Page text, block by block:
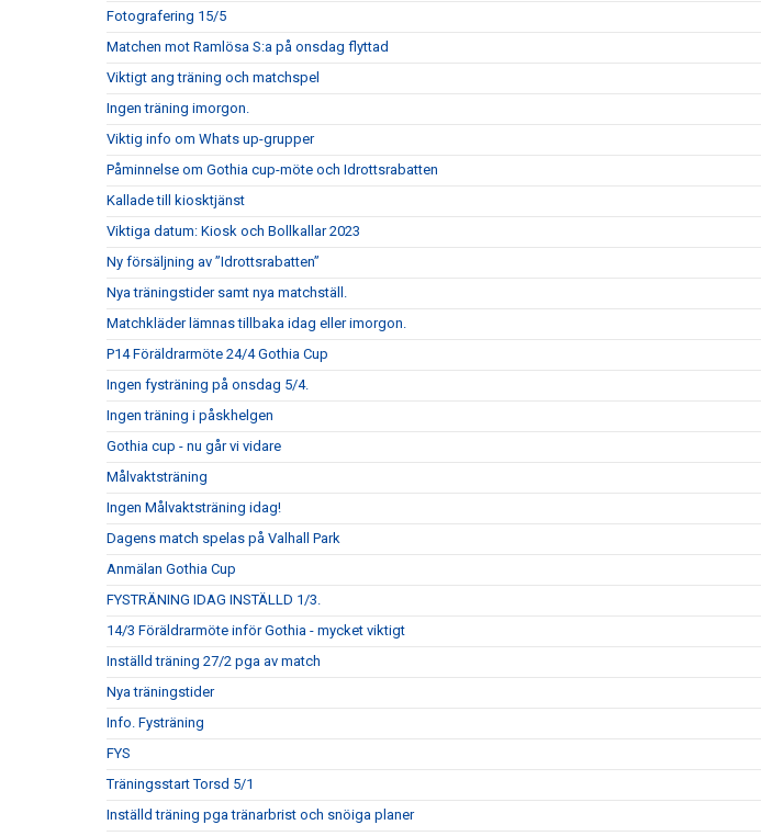
Fotografering 15/5
Matchen mot Ramlösa S:a på onsdag flyttad
Viktigt ang träning och matchspel
Ingen träning imorgon.
Viktig info om Whats up-grupper
Påminnelse om Gothia cup-möte och Idrottsrabatten
Kallade till kiosktjänst
Viktiga datum: Kiosk och Bollkallar 2023
Ny försäljning av ”Idrottsrabatten”
Nya träningstider samt nya matchställ.
Matchkläder lämnas tillbaka idag eller imorgon.
P14 Föräldrarmöte 24/4 Gothia Cup
Ingen fysträning på onsdag 5/4.
Ingen träning i påskhelgen
Gothia cup - nu går vi vidare
Målvaktsträning
Ingen Målvaktsträning idag!
Dagens match spelas på Valhall Park
Anmälan Gothia Cup
FYSTRÄNING IDAG INSTÄLLD 1/3.
14/3 Föräldrarmöte inför Gothia - mycket viktigt
Inställd träning 27/2 pga av match
Nya träningstider
Info. Fysträning
FYS
Träningsstart Torsd 5/1
Inställd träning pga tränarbrist och snöiga planer